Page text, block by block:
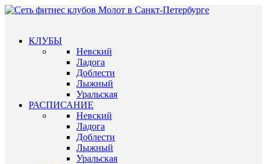
КЛУБЫ
Невский
Ладога
Доблести
Лыжный
Уральская
РАСПИСАНИЕ
Невский
Ладога
Доблести
Лыжный
Уральская